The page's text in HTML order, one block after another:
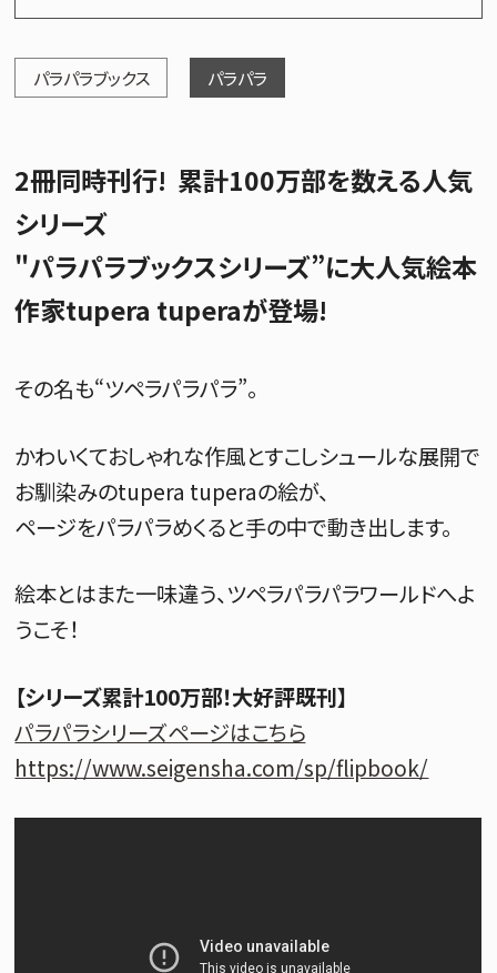
パラパラブックス パラパラ
2冊同時刊行! 累計100万部を数える人気
シリーズ
"パラパラブックスシリーズ”に大人気絵本
作家tupera tuperaが登場!
その名も“ツペラパラパラ”。
かわいくておしゃれな作風とすこしシュールな展開で
お馴染みのtupera tuperaの絵が、
ページをパラパラめくると手の中で動き出します。
絵本とはまた一味違う、ツペラパラパラワールドへよ
うこそ！
【シリーズ累計100万部！大好評既刊】
パラパラシリーズページはこちら
https://www.seigensha.com/sp/flipbook/